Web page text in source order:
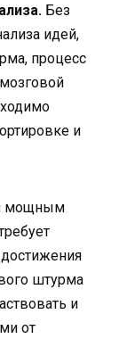
Без
идей,
процесс
и
мощным
штурма
и
от